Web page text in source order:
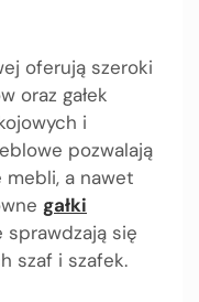
oferują szeroki
oraz gałek
i
pozwalają
mebli, a nawet
gałki
sprawdzają się
szaf i szafek.